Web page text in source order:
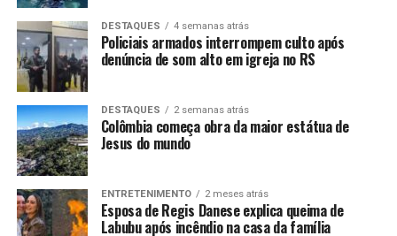
DESTAQUES 4 semanas atrás
Policiais armados interrompem culto após
denúncia de som alto em igreja no RS
DESTAQUES 2 semanas atrás
Colômbia começa obra da maior estátua de
Jesus do mundo
ENTRETENIMENTO 2 meses atrás
Esposa de Regis Danese explica queima de
Labubu após incêndio na casa da família